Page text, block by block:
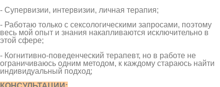
- Супервизии, интервизии, личная терапия;
- Работаю только с сексологическими запросами, поэтому
весь мой опыт и знания накапливаются исключительно в
этой сфере;
- Когнитивно-поведенческий терапевт, но в работе не
ограничиваюсь одним методом, к каждому стараюсь найти
индивидуальный подход;